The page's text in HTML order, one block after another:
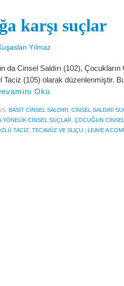
karşı suçlar
Yılmaz
da Cinsel Saldırı (102),
(105) olarak düzenlenmiştir.
Oku
BASIT CINSEL SALDIRI CINSEL SALDIRI
YÖNELIK CINSEL SUÇLAR ÇOCUĞUN
TACIZ TECAVÜZ VE SUÇU | LEAVE A